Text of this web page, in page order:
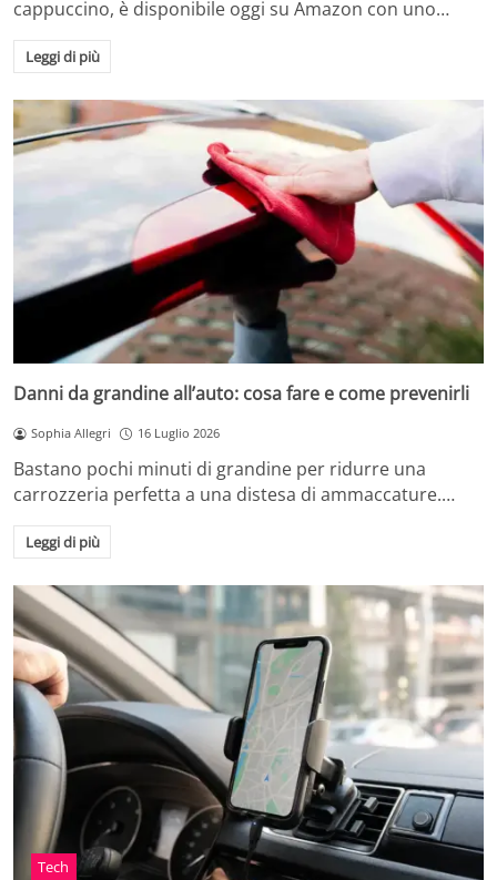
cappuccino, è disponibile oggi su Amazon con uno…
Leggi di più
Danni da grandine all’auto: cosa fare e come prevenirli
Sophia Allegri 16 Luglio 2026
Bastano pochi minuti di grandine per ridurre una
carrozzeria perfetta a una distesa di ammaccature.…
Leggi di più
Tech